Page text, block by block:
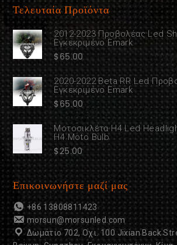
Τελευταία Προϊόντα
2012-2023 Προβολέας Led
Εγκεκριμένο Emark
$65.00
2020-2022 Beta RR Led
Εγκεκριμένο Emark
$65.00
Μοτοσικλέτα H4 Led
H4 Moto Bulb
$25.00
Επικοινωνήστε μαζί μας
+86 13808811423
morsun@morsunled.com
Δωμάτιο 702, Οχι. 100 Jixian Back